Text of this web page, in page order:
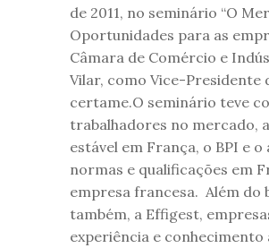
de 2011, no seminário “O
Oportunidades para as
Câmara de Comércio e
Vilar, como Vice-Presidente
certame.O seminário teve
trabalhadores no mercado,
estável em França, o BPI e
normas e qualificações em
empresa francesa. Além do
também, a Effigest,
experiência e